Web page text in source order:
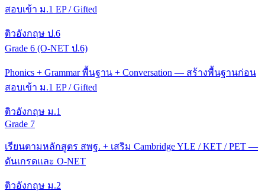
สอบเข้า ม.1 EP / Gifted
ติวอังกฤษ ป.6
Grade 6 (O-NET ป.6)
Phonics + Grammar พื้นฐาน + Conversation — สร้างพื้นฐานก่อน
สอบเข้า ม.1 EP / Gifted
ติวอังกฤษ ม.1
Grade 7
เรียนตามหลักสูตร สพฐ. + เสริม Cambridge YLE / KET / PET —
ดันเกรดและ O-NET
ติวอังกฤษ ม.2